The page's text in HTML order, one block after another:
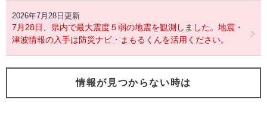
2026年7月28日更新
7月28日、県内で最大震度５弱の地震を観測しました。地震・
津波情報の入手は防災ナビ・まもるくんを活用ください。
情報が見つからない時は